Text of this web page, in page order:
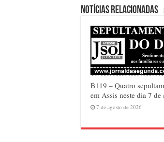
Notícias relacionadas
B119 – Quatro
em Assis neste dia 7 de
7 de agosto de 2026